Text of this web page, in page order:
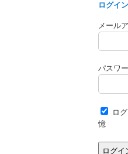
ログイン
メール
パスワ
ロ
憶